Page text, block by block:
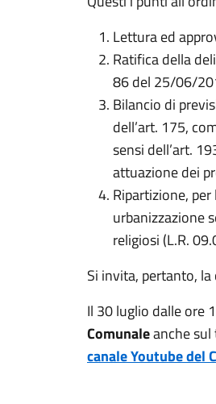
Lettura ed
Ratifica della
86 del 25/06/
Bilancio di
dell’art. 175,
sensi dell’art.
attuazione dei
Ripartizione,
urbanizzazione
religiosi (L.R.
Si invita, pertanto,
Il 30 luglio dalle ore
Comunaleanche
canale Youtube del